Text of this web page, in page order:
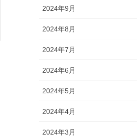
2024年9月
2024年8月
2024年7月
2024年6月
2024年5月
2024年4月
2024年3月